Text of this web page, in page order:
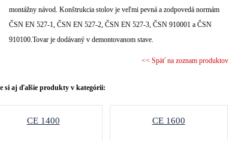
montážny návod. Konštrukcia stolov je veľmi pevná a zodpovedá normám
ČSN EN 527-1, ČSN EN 527-2, ČSN EN 527-3, ČSN 910001 a ČSN
910100.Tovar je dodávaný v demontovanom stave.
<< Späť na zoznam produktov
si aj ďalšie produkty v kategórii:
CE 1400 CE 1600